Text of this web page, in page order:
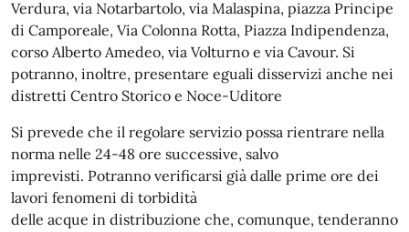
Verdura, via Notarbartolo, via Malaspina, piazza Principe
di Camporeale, Via Colonna Rotta, Piazza Indipendenza,
corso Alberto Amedeo, via Volturno e via Cavour. Si
potranno, inoltre, presentare eguali disservizi anche nei
distretti Centro Storico e Noce-Uditore
Si prevede che il regolare servizio possa rientrare nella
norma nelle 24-48 ore successive, salvo
imprevisti. Potranno verificarsi già dalle prime ore dei
lavori fenomeni di torbidità
delle acque in distribuzione che, comunque, tenderanno